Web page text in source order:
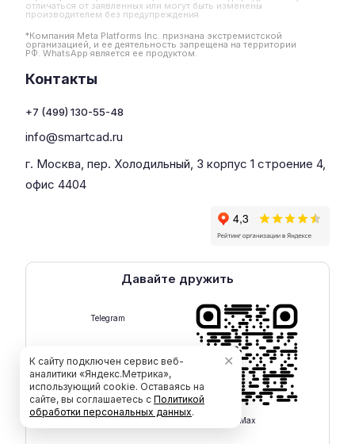
отличаться от заявленных или могут быть изменены
производителем без предупреждения
*Компания Meta Platforms Inc. признана экстремистской
организацией, и ее деятельность запрещена на территории
РФ. WhatsApp является ее продуктом.
Контакты
+7 (499) 130-55-48
info@smartcad.ru
г. Москва, пер. Холодильный, 3 корпус 1 строение 4,
офис 4404
Давайте дружить
Telegram
Max
К сайту подключен сервис веб-
аналитики «Яндекс.Метрика»,
использующий cookie. Оставаясь на
сайте, вы соглашаетесь с Политикой
обработки персональных данных.
✕